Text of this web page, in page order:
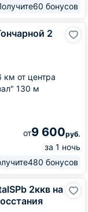
60 бонусов
2
км от центра
130 м
от9 600руб.
за 1 ночь
480 бонусов
2ккв на